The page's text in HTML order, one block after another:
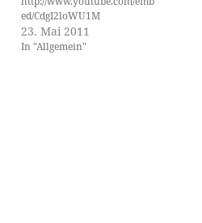
ed/CdgI2loWU1M
23. Mai 2011
In "Allgemein"